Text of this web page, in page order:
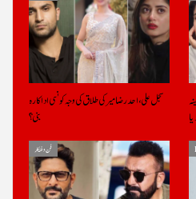
سجل علی، احد رضا میر کی طلاق کی وجہ کونسی اداکارہ
بنی؟
فن و فنکار